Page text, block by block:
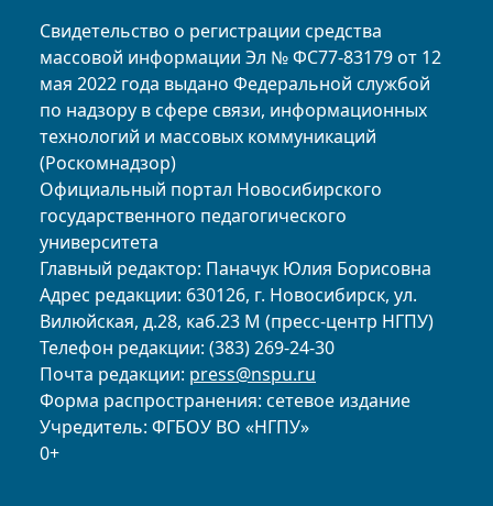
Свидетельство о регистрации средства
массовой информации Эл № ФС77-83179 от 12
мая 2022 года выдано Федеральной службой
по надзору в сфере связи, информационных
технологий и массовых коммуникаций
(Роскомнадзор)
Официальный портал Новосибирского
государственного педагогического
университета
Главный редактор: Паначук Юлия Борисовна
Адрес редакции: 630126, г. Новосибирск, ул.
Вилюйская, д.28, каб.23 М (пресс-центр НГПУ)
Телефон редакции: (383) 269-24-30
Почта редакции: press@nspu.ru
Форма распространения: сетевое издание
Учредитель: ФГБОУ ВО «НГПУ»
0+